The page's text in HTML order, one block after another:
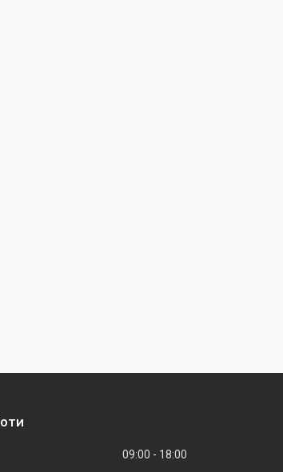
09:00
18:00